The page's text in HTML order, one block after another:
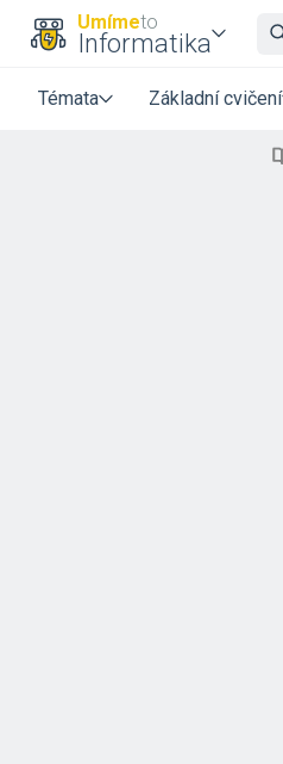
Umímeto
Informatika
Témata Základní cvičení